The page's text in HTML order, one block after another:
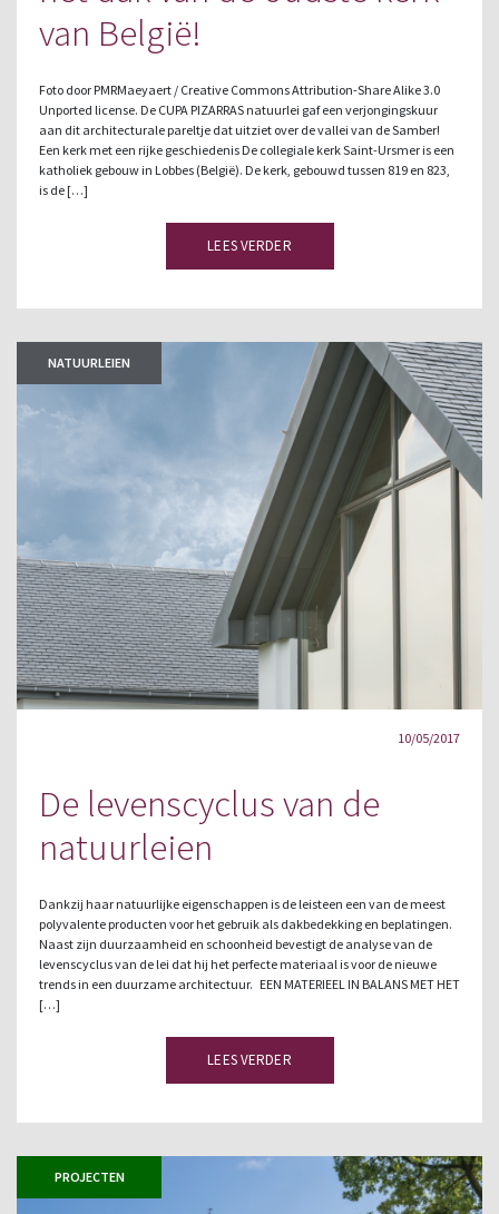
van België!
Foto door PMRMaeyaert / Creative Commons Attribution-Share Alike 3.0
Unported license. De CUPA PIZARRAS natuurlei gaf een verjongingskuur
aan dit architecturale pareltje dat uitziet over de vallei van de Samber!
Een kerk met een rijke geschiedenis De collegiale kerk Saint-Ursmer is een
katholiek gebouw in Lobbes (België). De kerk, gebouwd tussen 819 en 823,
is de […]
LEES VERDER
NATUURLEIEN
10/05/2017
De levenscyclus van de
natuurleien
Dankzij haar natuurlijke eigenschappen is de leisteen een van de meest
polyvalente producten voor het gebruik als dakbedekking en beplatingen.
Naast zijn duurzaamheid en schoonheid bevestigt de analyse van de
levenscyclus van de lei dat hij het perfecte materiaal is voor de nieuwe
trends in een duurzame architectuur. EEN MATERIEEL IN BALANS MET HET
[…]
LEES VERDER
PROJECTEN